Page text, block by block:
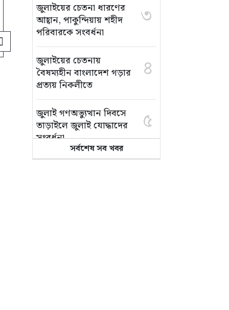
জুলাইয়ের চেতনা ধারণের
আহ্বান, পাকুন্দিয়ায় শহীদ
পরিবারকে সংবর্ধনা
৩
জুলাইয়ের চেতনায়
বৈষম্যহীন বাংলাদেশ গড়ার
প্রত্যয় নিকলীতে
৪
জুলাই গণঅভ্যুত্থান দিবসে
তাড়াইলে জুলাই যোদ্ধাদের
সংবর্ধনা
৫
সর্বশেষ সব খবর